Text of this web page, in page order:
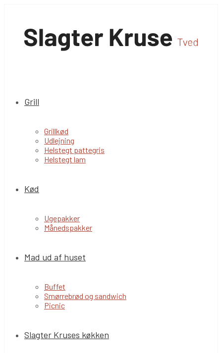
Grill
Grillkød
Udlejning
Helstegt pattegris
Helstegt lam
Kød
Ugepakker
Månedspakker
Mad ud af huset
Buffet
Smørrebrød og sandwich
Picnic
Slagter Kruses køkken